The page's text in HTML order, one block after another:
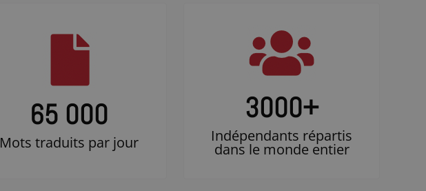
65 000
Mots traduits par jour
3000+
Indépendants répartis
dans le monde entier